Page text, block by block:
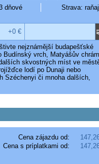
dňové Strava:
+0 €
nejznámější budapešťské
Budínský vrch, Matyášův
skvostných míst ve
lodí po Dunaji nebo
Széchenyi či mnoha dalších,
Cena zájazdu od:
Cena s príplatkami od: